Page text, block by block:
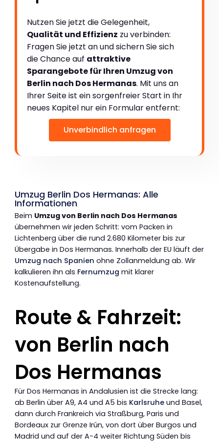
Nutzen Sie jetzt die Gelegenheit,
Qualität und Effizienz zu verbinden:
Fragen Sie jetzt an und sichern Sie sich
die Chance auf attraktive
Sparangebote für Ihren Umzug von
Berlin nach Dos Hermanas. Mit uns an
Ihrer Seite ist ein sorgenfreier Start in Ihr
neues Kapitel nur ein Formular entfernt:
Unverbindlich anfragen
Umzug Berlin Dos Hermanas: Alle
Informationen
Beim Umzug von Berlin nach Dos Hermanas
übernehmen wir jeden Schritt: vom Packen in
Lichtenberg über die rund 2.680 Kilometer bis zur
Übergabe in Dos Hermanas. Innerhalb der EU läuft der
Umzug nach Spanien ohne Zollanmeldung ab. Wir
kalkulieren ihn als Fernumzug mit klarer
Kostenaufstellung.
Route & Fahrzeit:
von Berlin nach
Dos Hermanas
Für Dos Hermanas in Andalusien ist die Strecke lang:
ab Berlin über A9, A4 und A5 bis Karlsruhe und Basel,
dann durch Frankreich via Straßburg, Paris und
Bordeaux zur Grenze Irún, von dort über Burgos und
Madrid und auf der A-4 weiter Richtung Süden bis